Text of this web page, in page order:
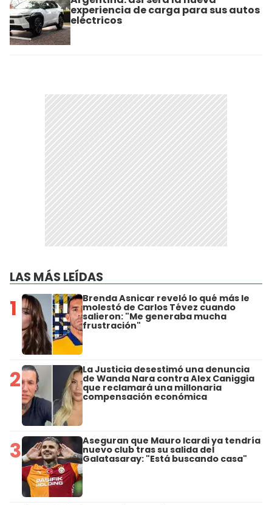
experiencia de carga para sus autos
eléctricos
LAS MÁS LEÍDAS
1 Brenda Asnicar reveló lo qué más le
molestó de Carlos Tévez cuando
salieron: "Me generaba mucha
frustración"
2 La Justicia desestimó una denuncia
de Wanda Nara contra Alex Caniggia
que reclamará una millonaria
compensación económica
3 Aseguran que Mauro Icardi ya tendría
nuevo club tras su salida del
Galatasaray: "Está buscando casa"